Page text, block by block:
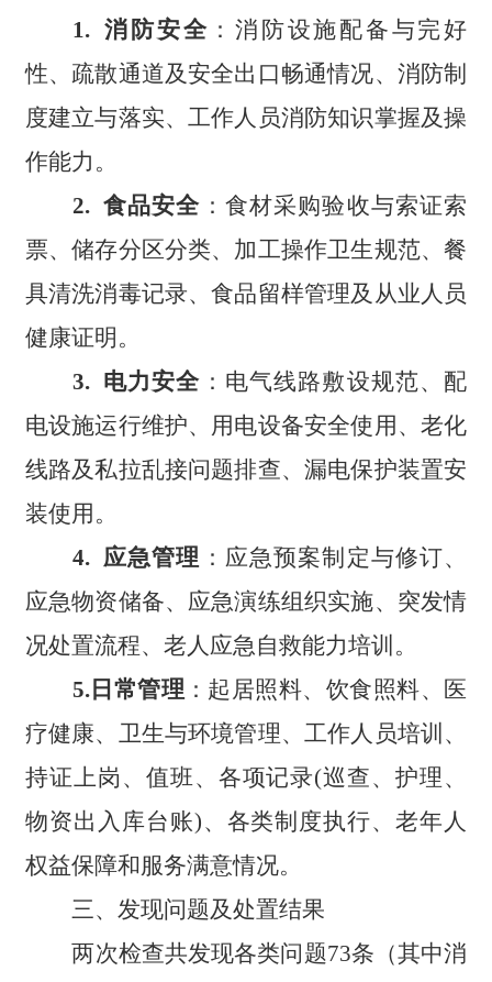
1. 消防安全 ：消防设施配备与完好
性、疏散通道及安全出口畅通情况、消防制
度建立与落实、工作人员消防知识掌握及操
作能力。
2. 食品安全 ：食材采购验收与索证索
票、储存分区分类、加工操作卫生规范、餐
具清洗消毒记录、食品留样管理及从业人员
健康证明。
3. 电力安全 ：电气线路敷设规范、配
电设施运行维护、用电设备安全使用、老化
线路及私拉乱接问题排查、漏电保护装置安
装使用。
4. 应急管理 ：应急预案制定与修订、
应急物资储备、应急演练组织实施、突发情
况处置流程、老人应急自救能力培训。
5.日常管理 ：起居照料、饮食照料、医
疗健康、卫生与环境管理、工作人员培训、
持证上岗、值班、各项记录(巡查、护理、
物资出入库台账)、各类制度执行、老年人
权益保障和服务满意情况。
三、发现问题及处置结果
两次检查共发现各类问题73条 （其中消